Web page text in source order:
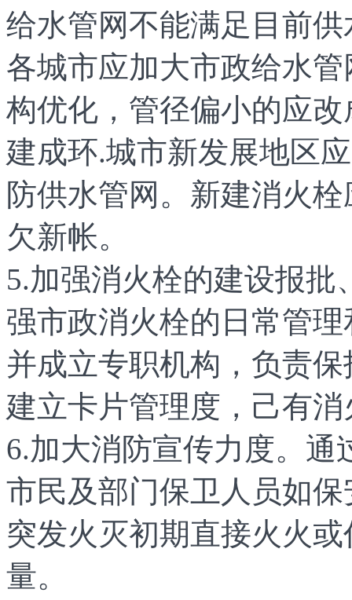
给水管网不能满足目前
各城市应加大市政给水
构优化，管径偏小的应
建成环.城市新发展地区
防供水管网。新建消火
欠新帐。
5.加强消火栓的建设报
强市政消火栓的日常管
并成立专职机构，负责
建立卡片管理度，己有
6.加大消防宣传力度。
市民及部门保卫人员如
突发火灭初期直接火火
量。